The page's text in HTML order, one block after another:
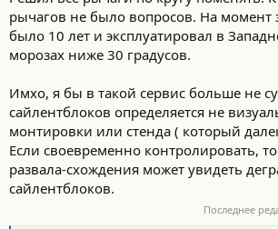
рычагов не было вопросов. На
было 10 лет и эксплуатировал в
морозах ниже 30 градусов.
Имхо, я бы в такой сервис больше не
сайлентблоков определяется не
монтировки или стенда ( который
Если своевременно контролировать,
развала-схождения может увидеть
сайлентблоков.
Последнее